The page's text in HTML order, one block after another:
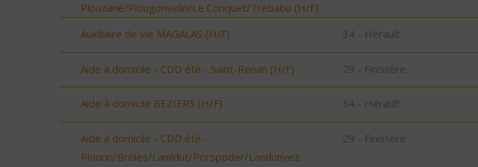
Plouzané/Plougonvelin/Le Conquet/Trébabu (H/F)
Auxiliaire de vie MAGALAS (H/F) 34 - Hérault
Aide à domicile - CDD été - Saint-Renan (H/F) 29 - Finistère
Aide à domicile BEZIERS (H/F) 34 - Hérault
Aide à domicile - CDD été -
Plourin/Brélès/Lanildut/Porspoder/Landunvez
29 - Finistère